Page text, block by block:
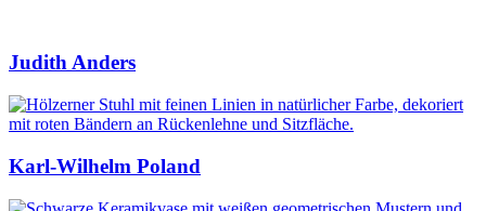
Judith Anders
Karl-Wilhelm Poland